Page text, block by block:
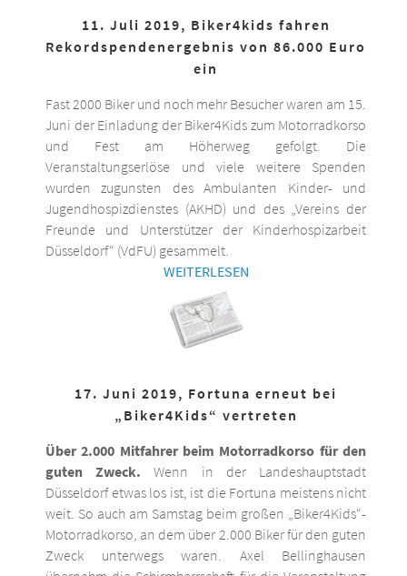
11. Juli 2019, Biker4kids fahren
Rekordspendenergebnis von 86.000 Euro
ein
Fast 2000 Biker und noch mehr Besucher waren am 15.
Juni der Einladung der Biker4Kids zum Motorradkorso
und Fest am Höherweg gefolgt. Die
Veranstaltungserlöse und viele weitere Spenden
wurden zugunsten des Ambulanten Kinder- und
Jugendhospizdienstes (AKHD) und des „Vereins der
Freunde und Unterstützer der Kinderhospizarbeit
Düsseldorf“ (VdFU) gesammelt.
WEITERLESEN
17. Juni 2019, Fortuna erneut bei
„Biker4Kids“ vertreten
Über 2.000 Mitfahrer beim Motorradkorso für den
guten Zweck. Wenn in der Landeshauptstadt
Düsseldorf etwas los ist, ist die Fortuna meistens nicht
weit. So auch am Samstag beim großen „Biker4Kids“-
Motorradkorso, an dem über 2.000 Biker für den guten
Zweck unterwegs waren. Axel Bellinghausen